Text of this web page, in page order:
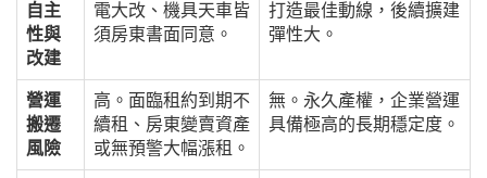
自主
性與
改建
電大改、機具天車皆
須房東書面同意。
打造最佳動線，後續擴建
彈性大。
營運
搬遷
風險
高。面臨租約到期不
續租、房東變賣資產
或無預警大幅漲租。
無。永久產權，企業營運
具備極高的長期穩定度。